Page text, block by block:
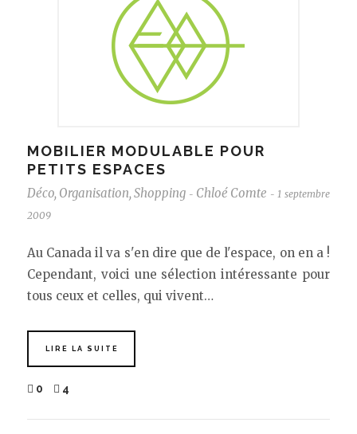
MOBILIER MODULABLE POUR
PETITS ESPACES
Déco, Organisation, Shopping - Chloé Comte - 1 septembre
2009
Au Canada il va s'en dire que de l'espace, on en a !
Cependant, voici une sélection intéressante pour
tous ceux et celles, qui vivent…
LIRE LA SUITE
0 4